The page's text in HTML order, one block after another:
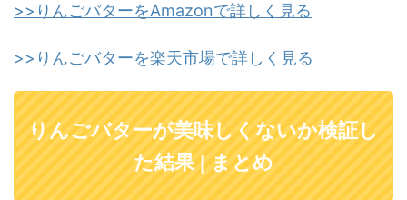
>>りんごバターをAmazonで詳しく見る
>>りんごバターを楽天市場で詳しく見る
りんごバターが美味しくないか検証し
た結果 | まとめ